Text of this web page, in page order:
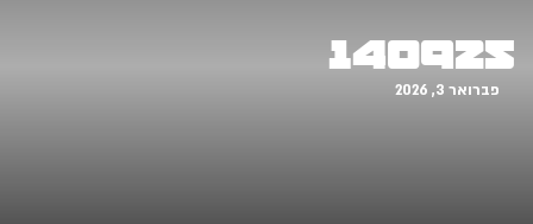
140925
פברואר 3, 2026